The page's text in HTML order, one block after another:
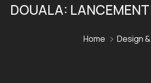
DOUALA: LANCEMENT
Home Design